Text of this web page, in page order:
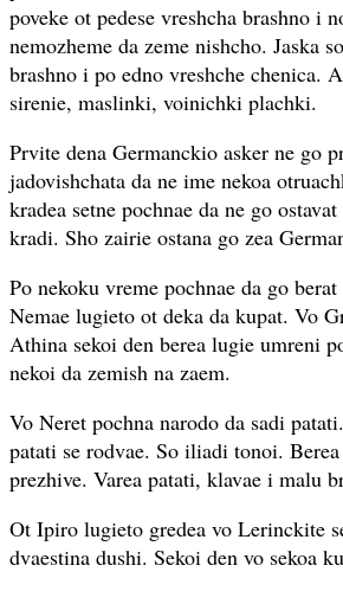
poveke ot pedese vreshcha brashno i
nemozheme da zeme nishcho. Jaska
brashno i po edno vreshche chenica.
sirenie, maslinki, voinichki plachki.
Prvite dena Germanckio asker ne go
jadovishchata da ne ime nekoa
kradea setne pochnae da ne go
kradi. Sho zairie ostana go zea
Po nekoku vreme pochnae da go
Nemae lugieto ot deka da kupat. Vo
Athina sekoi den berea lugie umreni
nekoi da zemish na zaem.
Vo Neret pochna narodo da sadi
patati se rodvae. So iliadi tonoi.
prezhive. Varea patati, klavae i malu
Ot Ipiro lugieto gredea vo Lerinckite
dvaestina dushi. Sekoi den vo sekoa